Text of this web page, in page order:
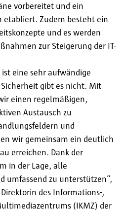
vorbereitet und ein
etabliert. Zudem besteht ein
und es werden
zur Steigerung der IT-
eine sehr aufwändige
gibt es nicht. Mit
einen regelmäßigen,
Austausch zu
und
wir gemeinsam ein deutlich
erreichen. Dank der
in der Lage, alle
umfassend zu unterstützen“,
des Informations-,
(IKMZ) der